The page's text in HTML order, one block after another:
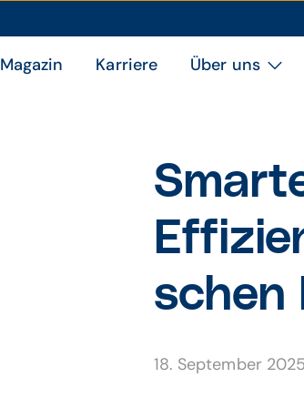
Magazin Karriere Über uns
schen
18. September 2025